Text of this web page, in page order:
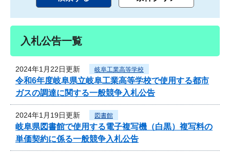
入札公告一覧
2024年1月22日更新 岐阜工業高等学校
令和6年度岐阜県立岐阜工業高等学校で使用する都市
ガスの調達に関する一般競争入札公告
2024年1月19日更新 図書館
岐阜県図書館で使用する電子複写機（白黒）複写料の
単価契約に係る一般競争入札公告